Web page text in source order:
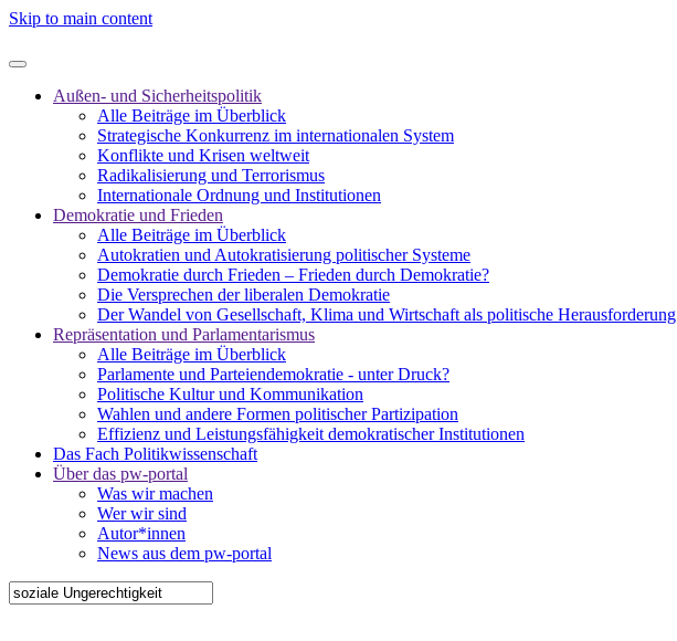
Skip to main content
Außen- und Sicherheitspolitik
Alle Beiträge im Überblick
Strategische Konkurrenz im internationalen System
Konflikte und Krisen weltweit
Radikalisierung und Terrorismus
Internationale Ordnung und Institutionen
Demokratie und Frieden
Alle Beiträge im Überblick
Autokratien und Autokratisierung politischer Systeme
Demokratie durch Frieden – Frieden durch Demokratie?
Die Versprechen der liberalen Demokratie
Der Wandel von Gesellschaft, Klima und Wirtschaft als politische Herausforderung
Repräsentation und Parlamentarismus
Alle Beiträge im Überblick
Parlamente und Parteiendemokratie - unter Druck?
Politische Kultur und Kommunikation
Wahlen und andere Formen politischer Partizipation
Effizienz und Leistungsfähigkeit demokratischer Institutionen
Das Fach Politikwissenschaft
Über das pw-portal
Was wir machen
Wer wir sind
Autor*innen
News aus dem pw-portal